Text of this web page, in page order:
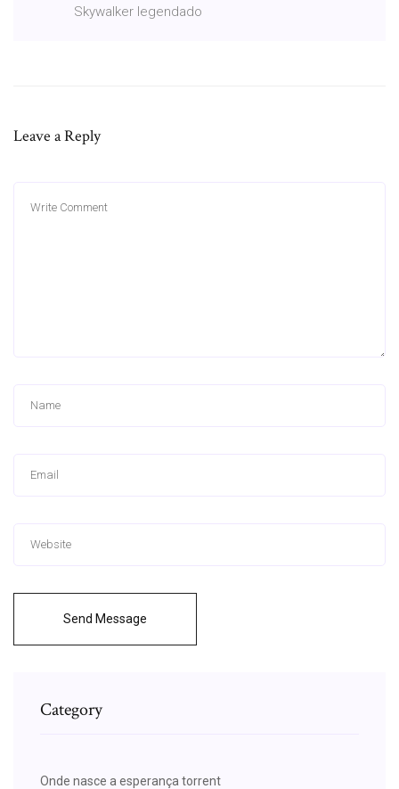
Skywalker legendado
Leave a Reply
Send Message
Category
Onde nasce a esperança torrent